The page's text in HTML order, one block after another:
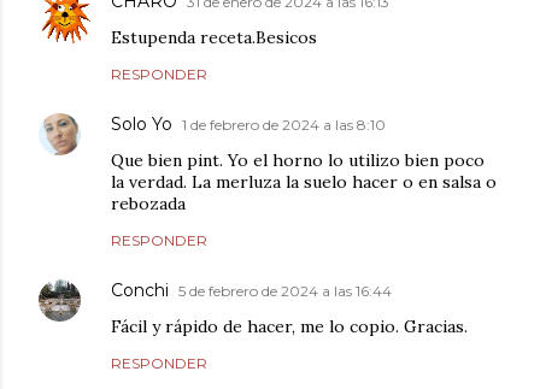
Estupenda receta.Besicos
RESPONDER
Solo Yo 1 de febrero de 2024 a las 8:10
Que bien pint. Yo el horno lo utilizo bien poco
la verdad. La merluza la suelo hacer o en salsa o
rebozada
RESPONDER
Conchi 5 de febrero de 2024 a las 16:44
Fácil y rápido de hacer, me lo copio. Gracias.
RESPONDER